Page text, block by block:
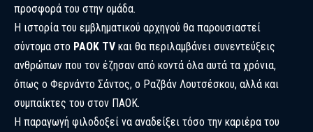
προσφορά του στην ομάδα.
Η ιστορία του εμβληματικού αρχηγού θα παρουσιαστεί
σύντομα στο PAOK TV και θα περιλαμβάνει συνεντεύξεις
ανθρώπων που τον έζησαν από κοντά όλα αυτά τα χρόνια,
όπως ο Φερνάντο Σάντος, ο Ραζβάν Λουτσέσκου, αλλά και
συμπαίκτες του στον ΠΑΟΚ.
Η παραγωγή φιλοδοξεί να αναδείξει τόσο την καριέρα του